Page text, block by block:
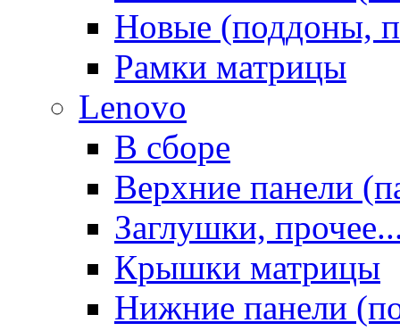
Новые (поддоны,
Рамки матрицы
Lenovo
В сборе
Верхние панели
Заглушки,
Крышки матрицы
Нижние панели